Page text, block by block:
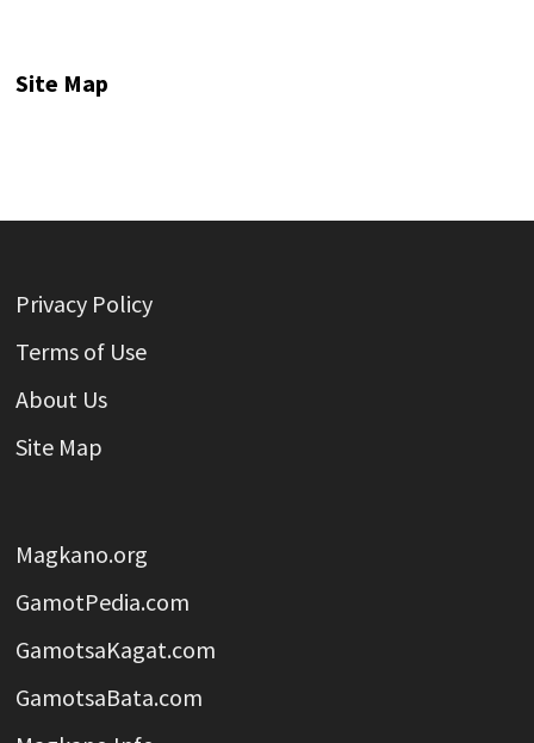
Site Map
Privacy Policy
Terms of Use
About Us
Site Map
Magkano.org
GamotPedia.com
GamotsaKagat.com
GamotsaBata.com